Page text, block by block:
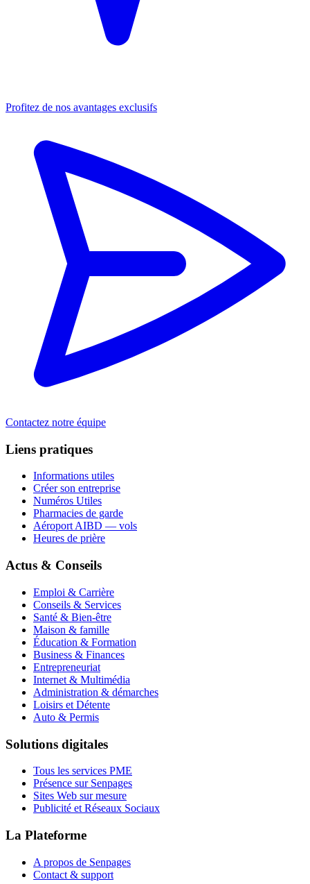
Profitez de nos avantages exclusifs
Contactez notre équipe
Liens pratiques
Informations utiles
Créer son entreprise
Numéros Utiles
Pharmacies de garde
Aéroport AIBD — vols
Heures de prière
Actus & Conseils
Emploi & Carrière
Conseils & Services
Santé & Bien-être
Maison & famille
Éducation & Formation
Business & Finances
Entrepreneuriat
Internet & Multimédia
Administration & démarches
Loisirs et Détente
Auto & Permis
Solutions digitales
Tous les services PME
Présence sur Senpages
Sites Web sur mesure
Publicité et Réseaux Sociaux
La Plateforme
A propos de Senpages
Contact & support